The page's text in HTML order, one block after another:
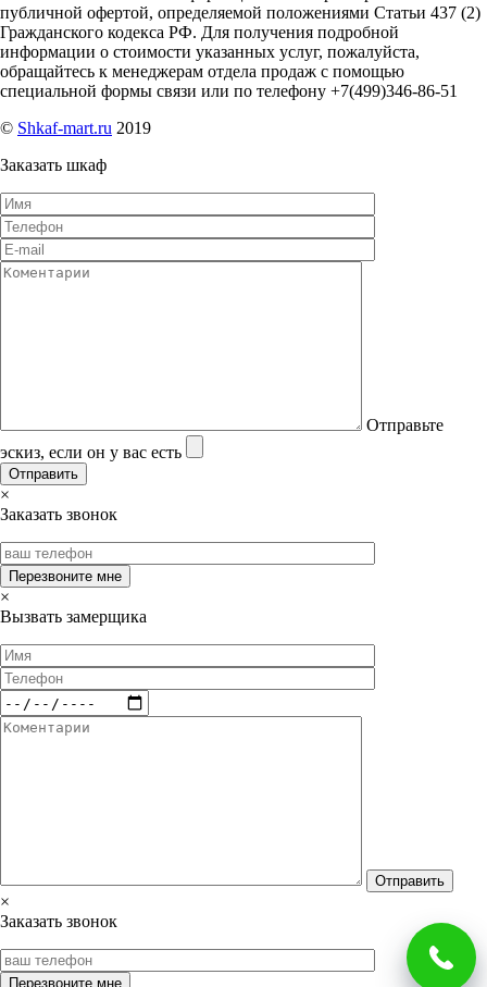
публичной офертой, определяемой положениями Статьи 437 (2)
Гражданского кодекса РФ. Для получения подробной
информации о стоимости указанных услуг, пожалуйста,
обращайтесь к менеджерам отдела продаж с помощью
специальной формы связи или по телефону +7(499)346-86-51
© Shkaf-mart.ru 2019
Заказать шкаф
Отправьте
эскиз, если он у вас есть
×
Заказать звонок
×
Вызвать замерщика
×
Заказать звонок